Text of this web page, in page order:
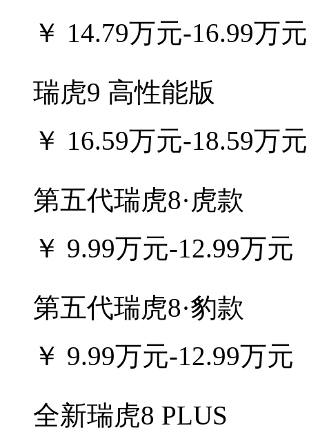
￥ 14.79万元-16.99万元
瑞虎9 高性能版
￥ 16.59万元-18.59万元
第五代瑞虎8·虎款
￥ 9.99万元-12.99万元
第五代瑞虎8·豹款
￥ 9.99万元-12.99万元
全新瑞虎8 PLUS